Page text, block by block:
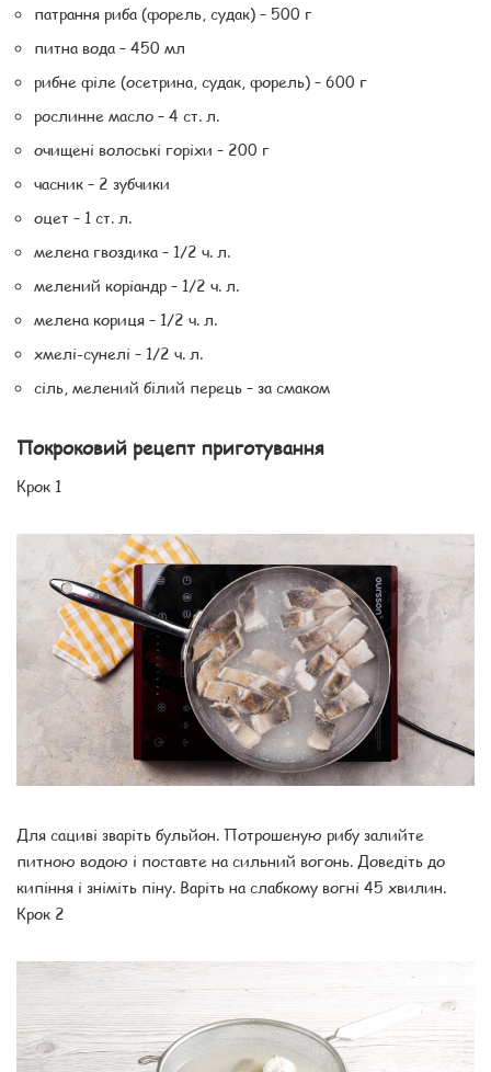
патрання риба (форель, судак) – 500 г
питна вода – 450 мл
рибне філе (осетрина, судак, форель) – 600 г
рослинне масло – 4 ст. л.
очищені волоські горіхи – 200 г
часник – 2 зубчики
оцет – 1 ст. л.
мелена гвоздика – 1/2 ч. л.
мелений коріандр – 1/2 ч. л.
мелена кориця – 1/2 ч. л.
хмелі-сунелі – 1/2 ч. л.
сіль, мелений білий перець – за смаком
Покроковий рецепт приготування
Крок 1
Для сациві зваріть бульйон. Потрошеную рибу залийте
питною водою і поставте на сильний вогонь. Доведіть до
кипіння і зніміть піну. Варіть на слабкому вогні 45 хвилин.
Крок 2